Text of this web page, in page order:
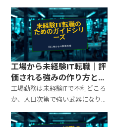
ではなく、課題ヒアリング・要
件整理・関係者調整・PDCA
を“再現性”として見せること。書
類と面接で刺さる言い方をテン
プレ化。
工場から未経験IT転職｜評
価される強みの作り方と職
務経歴書テンプレ
工場勤務は未経験ITで不利どころ
か、入口次第で強い武器になり
ます。ポイントは「体力・根性」
ではなく、標準作業・品質管